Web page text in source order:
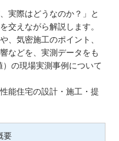
実際はどうなのか？」と
交えながら解説します。
、気密施工のポイント、
などを、実測データをも
の現場実測事例について
能住宅の設計・施工・提
要